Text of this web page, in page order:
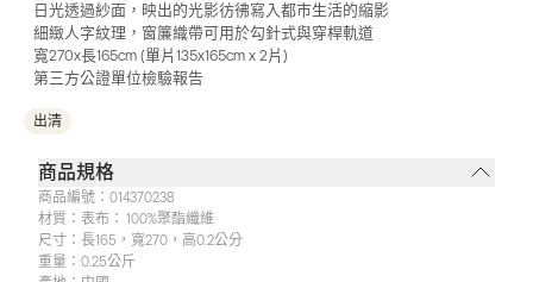
日光透過紗面，映出的光影彷彿寫入都市生活的縮影
細緻人字紋理，窗簾織帶可用於勾針式與穿桿軌道
寬270x長165cm (單片135x165cm x 2片)
第三方公證單位檢驗報告
出清
商品規格
商品編號： 014370238
材質： 表布： 100%聚酯纖維
尺寸： 長165，寬270，高0.2公分
重量： 0.25公斤